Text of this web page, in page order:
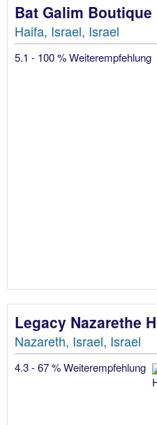
Bat Galim Boutique
Haifa, Israel, Israel
5.1 - 100 % Weiterempfehlung
Legacy Nazarethe
Nazareth, Israel, Israel
4.3 - 67 % Weiterempfehlung